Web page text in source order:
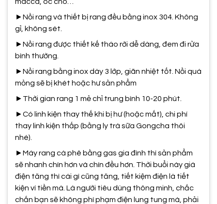
►Nồi rang và thiết bị rang đều bằng inox 304. Không
gỉ, không sét.
►Nồi rang được thiết kế tháo rời dễ dàng, đem đi rửa
bình thường.
►Nồi rang bằng inox dày 3 lớp, giãn nhiệt tốt. Nồi quá
mỏng sẽ bị khét hoặc hư sản phẩm
►Thời gian rang 1 mẻ chỉ trung bình 10-20 phút.
►Có linh kiện thay thế khi bị hư (hoặc mất), chi phí
thay linh kiện thấp (bằng ly trà sữa Gongcha thôi
nhé).
►Máy rang cà phê bằng gas gia đình thì sản phẩm
sẽ nhanh chín hơn và chín đều hơn. Thời buổi này giá
điện tăng thì cái gì cũng tăng, tiết kiệm điện là tiết
kiện ví tiền mà. Là người tiêu dùng thông minh, chắc
chắn bạn sẽ không phí phạm điện lung tung mà, phải